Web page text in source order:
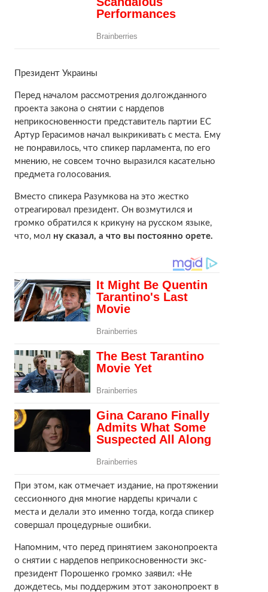
Президент Украины
Перед началом рассмотрения долгожданного
проекта закона о снятии с нардепов
неприкосновенности представитель партии ЕС
Артур Герасимов начал выкрикивать с места. Ему
не понравилось, что спикер парламента, по его
мнению, не совсем точно выразился касательно
предмета голосования.
Вместо спикера Разумкова на это жестко
отреагировал президент. Он возмутился и
громко обратился к крикуну на русском языке,
что, мол ну сказал, а что вы постоянно орете.
При этом, как отмечает издание, на протяжении
сессионного дня многие нардепы кричали с
места и делали это именно тогда, когда спикер
совершал процедурные ошибки.
Напомним, что перед принятием законопроекта
о снятии с нардепов неприкосновенности экс-
президент Порошенко громко заявил: «Не
дождетесь, мы поддержим этот законопроект в